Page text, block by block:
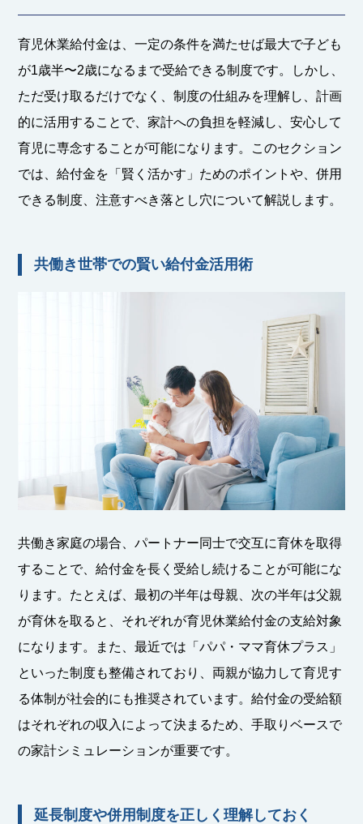
育児休業給付金は、一定の条件を満たせば最大で子ども
が1歳半〜2歳になるまで受給できる制度です。しかし、
ただ受け取るだけでなく、制度の仕組みを理解し、計画
的に活用することで、家計への負担を軽減し、安心して
育児に専念することが可能になります。このセクション
では、給付金を「賢く活かす」ためのポイントや、併用
できる制度、注意すべき落とし穴について解説します。
共働き世帯での賢い給付金活用術
共働き家庭の場合、パートナー同士で交互に育休を取得
することで、給付金を長く受給し続けることが可能にな
ります。たとえば、最初の半年は母親、次の半年は父親
が育休を取ると、それぞれが育児休業給付金の支給対象
になります。また、最近では「パパ・ママ育休プラス」
といった制度も整備されており、両親が協力して育児す
る体制が社会的にも推奨されています。給付金の受給額
はそれぞれの収入によって決まるため、手取りベースで
の家計シミュレーションが重要です。
延長制度や併用制度を正しく理解しておく